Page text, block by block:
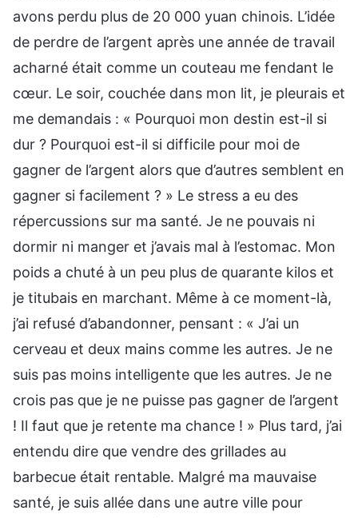
avons perdu plus de 20 000 yuan chinois. L’idée
de perdre de l’argent après une année de travail
acharné était comme un couteau me fendant le
cœur. Le soir, couchée dans mon lit, je pleurais et
me demandais : « Pourquoi mon destin est-il si
dur ? Pourquoi est-il si difficile pour moi de
gagner de l’argent alors que d’autres semblent en
gagner si facilement ? » Le stress a eu des
répercussions sur ma santé. Je ne pouvais ni
dormir ni manger et j’avais mal à l’estomac. Mon
poids a chuté à un peu plus de quarante kilos et
je titubais en marchant. Même à ce moment-là,
j’ai refusé d’abandonner, pensant : « J’ai un
cerveau et deux mains comme les autres. Je ne
suis pas moins intelligente que les autres. Je ne
crois pas que je ne puisse pas gagner de l’argent
! Il faut que je retente ma chance ! » Plus tard, j’ai
entendu dire que vendre des grillades au
barbecue était rentable. Malgré ma mauvaise
santé, je suis allée dans une autre ville pour